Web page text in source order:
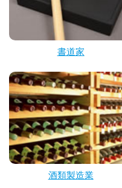
書道家
酒類製造業